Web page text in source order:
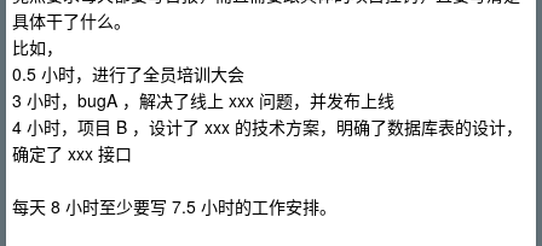
具体干了什么。
比如，
0.5 小时，进行了全员培训大会
3 小时，bugA ，解决了线上 xxx 问题，并发布上线
4 小时，项目 B ，设计了 xxx 的技术方案，明确了数据库表的设计，
确定了 xxx 接口
每天 8 小时至少要写 7.5 小时的工作安排。